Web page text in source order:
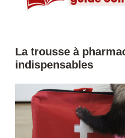
La trousse à
indispensables